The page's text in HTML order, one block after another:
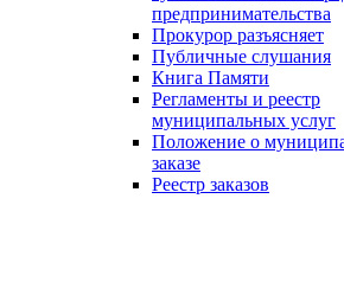
предпринимательства
Прокурор разъясняет
Публичные слушания
Книга Памяти
Регламенты и реестр
муниципальных услуг
Положение о
заказе
Реестр заказов